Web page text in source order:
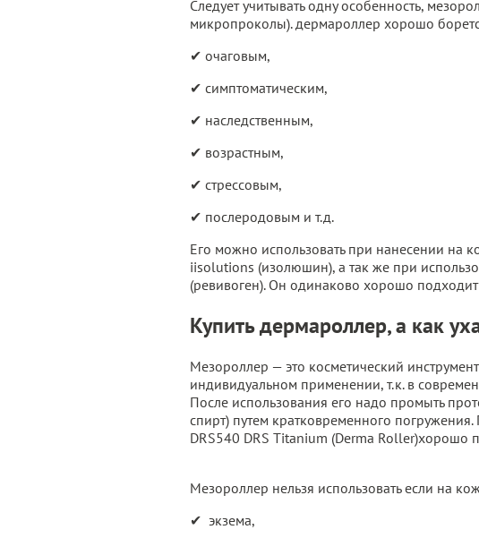
Следует учитывать одну особенность,
микропроколы). дермароллер хорошо
✔ очаговым,
✔ симптоматическим,
✔ наследственным,
✔ возрастным,
✔ стрессовым,
✔ послеродовым и т.д.
Его можно использовать при нанесении на
iisolutions (изолюшин), а так же при
(ревивоген). Он одинаково хорошо
Купить дермароллер, а как
Мезороллер — это косметический
индивидуальном применении, т.к. в
После использования его надо промыть
спирт) путем кратковременного
DRS540 DRS Titanium (Derma Roller)хорошо
Мезороллер нельзя использовать если на
✔ экзема,